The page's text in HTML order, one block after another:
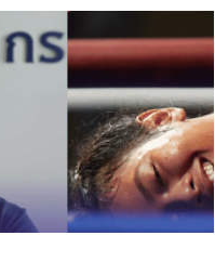
งแต่โซโล่ครั้งแรกของลิซ่าในเพลง
คลากับปราสาทหินพนมรุ้ง สถานที่
เป็นไทยสู่สายตาชาวโลกกว่า 700
ะวัดมหาธาตุ จ.อยุธยา ก็ทำให้ทั้ง
ดมหาธาตุกลายเป็นแลนด์มาร์กอีก
F1 Grand Prix 2024 ลิซ่า
ซึ่งเป็นแบรนด์เสื้อผ้าฝีมือคนไทย
ๆว่า ซอฟต์พาวเวอร์ หมายถึง
ม่ใช้อำนาจบีบบังคับหรือยัดเยียดให้
จากจะแสดงให้เห็นถึงความภูมิใจ
งวัฒนธรรมไทยในสายตาชาวโลก
มตั้งใจในการส่งความเป็นไทยสู่